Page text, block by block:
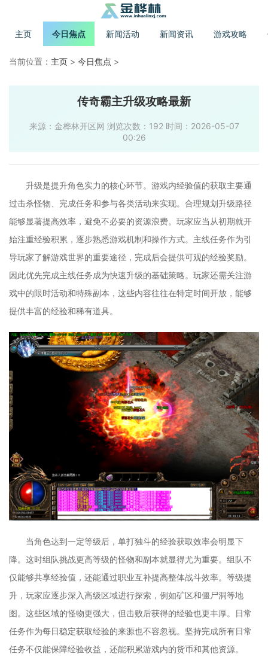
主页 今日焦点 新闻活动 新闻资讯 游戏攻略
当前位置： 主页 > 今日焦点 >
传奇霸主升级攻略最新
来源：金桦林开区网 浏览次数：192 时间：2026-05-07
00:26
升级是提升角色实力的核心环节。游戏内经验值的获取主要通
过击杀怪物、完成任务和参与各类活动来实现。合理规划升级路径
能够显著提高效率，避免不必要的资源浪费。玩家应当从初期就开
始注重经验积累，逐步熟悉游戏机制和操作方式。主线任务作为引
导玩家了解游戏世界的重要途径，完成后会提供可观的经验奖励。
因此优先完成主线任务成为快速升级的基础策略。玩家还需关注游
戏中的限时活动和特殊副本，这些内容往往在特定时间开放，能够
提供丰富的经验和稀有道具。
当角色达到一定等级后，单打独斗的经验获取效率会明显下
降。这时组队挑战更高等级的怪物和副本就显得尤为重要。组队不
仅能够共享经验值，还能通过职业互补提高整体战斗效率。等级提
升，玩家应逐步深入高级区域进行探索，例如矿区和僵尸洞等地
图。这些区域的怪物更强大，但击败后获得的经验也更丰厚。日常
任务作为每日稳定获取经验的来源也不容忽视。坚持完成所有日常
任务不仅能保障经验收益，还能积累游戏内的货币和其他资源。